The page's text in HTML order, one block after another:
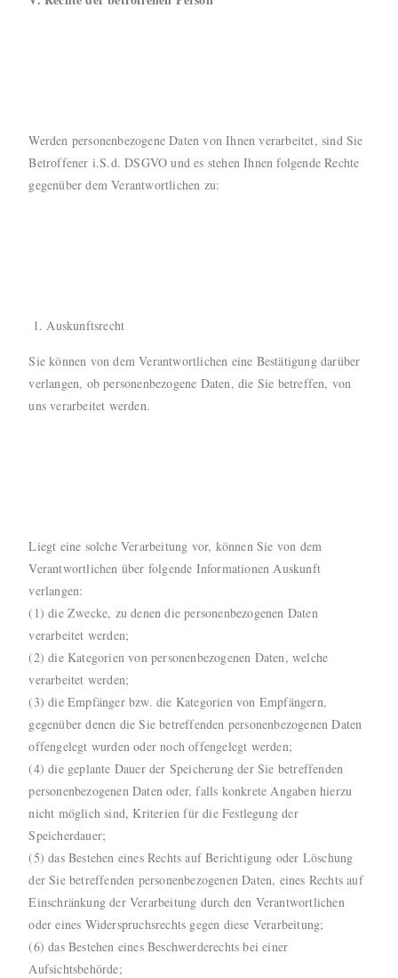
Werden personenbezogene Daten von Ihnen verarbeitet, sind Sie
Betroffener i.S.d. DSGVO und es stehen Ihnen folgende Rechte
gegenüber dem Verantwortlichen zu:
Auskunftsrecht
Sie können von dem Verantwortlichen eine Bestätigung darüber
verlangen, ob personenbezogene Daten, die Sie betreffen, von
uns verarbeitet werden.
Liegt eine solche Verarbeitung vor, können Sie von dem
Verantwortlichen über folgende Informationen Auskunft
verlangen:
(1) die Zwecke, zu denen die personenbezogenen Daten
verarbeitet werden;
(2) die Kategorien von personenbezogenen Daten, welche
verarbeitet werden;
(3) die Empfänger bzw. die Kategorien von Empfängern,
gegenüber denen die Sie betreffenden personenbezogenen Daten
offengelegt wurden oder noch offengelegt werden;
(4) die geplante Dauer der Speicherung der Sie betreffenden
personenbezogenen Daten oder, falls konkrete Angaben hierzu
nicht möglich sind, Kriterien für die Festlegung der
Speicherdauer;
(5) das Bestehen eines Rechts auf Berichtigung oder Löschung
der Sie betreffenden personenbezogenen Daten, eines Rechts auf
Einschränkung der Verarbeitung durch den Verantwortlichen
oder eines Widerspruchsrechts gegen diese Verarbeitung;
(6) das Bestehen eines Beschwerderechts bei einer
Aufsichtsbehörde;